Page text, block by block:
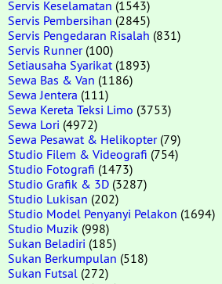
Servis Keselamatan (1543)
Servis Pembersihan (2845)
Servis Pengedaran Risalah (831)
Servis Runner(100)
Setiausaha Syarikat (1893)
Sewa Bas & Van (1186)
Sewa Jentera (111)
Sewa Kereta Teksi Limo (3753)
Sewa Lori (4972)
Sewa Pesawat & Helikopter(79)
Studio Filem & Videografi (754)
Studio Fotografi (1473)
Studio Grafik & 3D (3287)
Studio Lukisan (202)
Studio Model Penyanyi Pelakon (1694)
Studio Muzik (998)
Sukan Beladiri (185)
Sukan Berkumpulan (518)
Sukan Futsal (272)